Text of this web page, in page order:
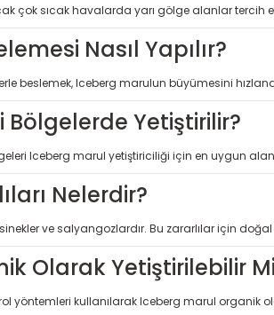
çok sıcak havalarda yarı gölge alanlar tercih
Nasıl Yapılır?
beslemek, Iceberg marulun büyümesini
Yetiştirilir?
Iceberg marul yetiştiriciliği için en uygun
Nelerdir?
ve salyangozlardır. Bu zararlılar için
Olarak Yetiştirilebilir
yöntemleri kullanılarak Iceberg marul organik